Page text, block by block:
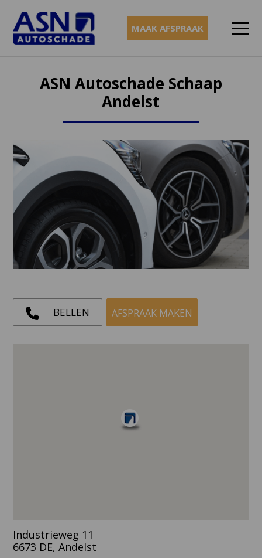
MAAK AFSPRAAK
ASN Autoschade Schaap
Andelst
BELLEN AFSPRAAK MAKEN
Industrieweg 11
6673 DE, Andelst